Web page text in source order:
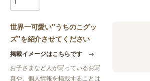
世界一可愛い"うちのこグッ
ズ"を紹介させてください
掲載イメージはこちらです →
お子さまなど人が写っているお写
真や、個人情報を掲載することは